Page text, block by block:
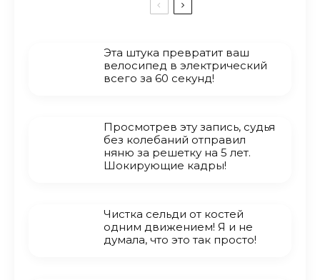
Эта штука превратит ваш
велосипед в электрический
всего за 60 секунд!
Просмотрев эту запись, судья
без колебаний отправил
няню за решетку на 5 лет.
Шокирующие кадры!
Чистка сельди от костей
одним движением! Я и не
думала, что это так просто!